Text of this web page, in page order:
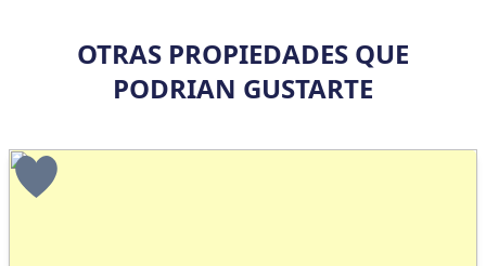
OTRAS PROPIEDADES QUE
PODRIAN GUSTARTE